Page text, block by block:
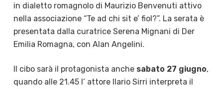
in dialetto romagnolo di Maurizio Benvenuti attivo
nella associazione “Te ad chi sit e’ fiol?”. La serata è
presentata dalla curatrice Serena Mignani di Der
Emilia Romagna, con Alan Angelini.
Il cibo sarà il protagonista anche sabato 27 giugno,
quando alle 21.45 l’ attore Ilario Sirri interpreta il